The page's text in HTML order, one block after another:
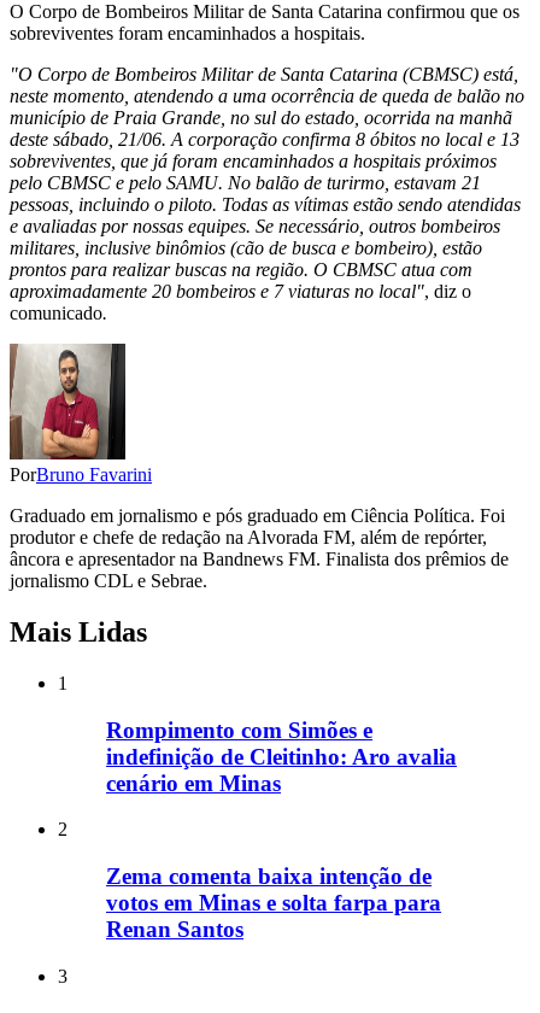
O Corpo de Bombeiros Militar de Santa Catarina confirmou que os
sobreviventes foram encaminhados a hospitais.
"O Corpo de Bombeiros Militar de Santa Catarina (CBMSC) está,
neste momento, atendendo a uma ocorrência de queda de balão no
município de Praia Grande, no sul do estado, ocorrida na manhã
deste sábado, 21/06. A corporação confirma 8 óbitos no local e 13
sobreviventes, que já foram encaminhados a hospitais próximos
pelo CBMSC e pelo SAMU. No balão de turirmo, estavam 21
pessoas, incluindo o piloto. Todas as vítimas estão sendo atendidas
e avaliadas por nossas equipes. Se necessário, outros bombeiros
militares, inclusive binômios (cão de busca e bombeiro), estão
prontos para realizar buscas na região. O CBMSC atua com
aproximadamente 20 bombeiros e 7 viaturas no local", diz o
comunicado.
PorBruno Favarini
Graduado em jornalismo e pós graduado em Ciência Política. Foi
produtor e chefe de redação na Alvorada FM, além de repórter,
âncora e apresentador na Bandnews FM. Finalista dos prêmios de
jornalismo CDL e Sebrae.
Mais Lidas
1
Rompimento com Simões e
indefinição de Cleitinho: Aro avalia
cenário em Minas
2
Zema comenta baixa intenção de
votos em Minas e solta farpa para
Renan Santos
3